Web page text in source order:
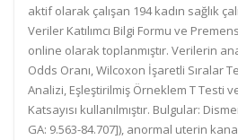
aktif olarak çalışan 194 kadın sağlık
Veriler Katılımcı Bilgi Formu ve
online olarak toplanmıştır. Verilerin
Odds Oranı, Wilcoxon İşaretli Sıralar
Analizi, Eşleştirilmiş Örneklem T Testi
Katsayısı kullanılmıştır. Bulgular:
GA: 9.563-84.707]), anormal uterin